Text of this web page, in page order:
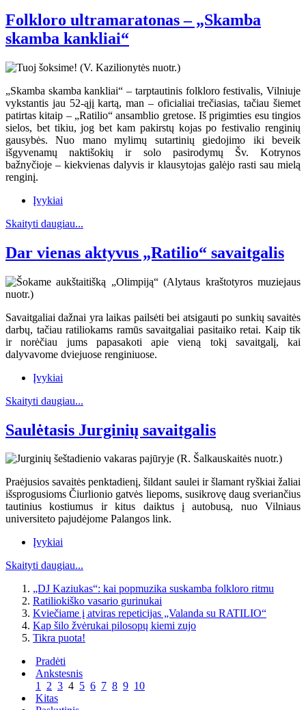
Folkloro ultramaratonas – „Skamba
skamba kankliai“
„Skamba skamba kankliai“ – tarptautinis folkloro festivalis, Vilniuje
vykstantis jau 52-ąjį kartą, man – oficialiai trečiasias, tačiau šiemet
patirtas kitaip – „Ratilio“ ansamblio gretose. Iš prigimties esu tingios
sielos, bet tikiu, jog bet kam pakirstų kojas po festivalio renginių
gausybės. Nuo mano mylimų sutartinių giedojimo iki beveik
išgyvenamų naktišokių ir solo pasirodymų Šv. Kotrynos
bažnyčioje – kiekvienas dalyvis ir klausytojas galėjo rasti sau mielą
renginį.
Įvykiai
Skaityti daugiau...
Dar vienas aktyvus „Ratilio“ savaitgalis
Savaitgaliai dažnai yra laikas pailsėti bei atsigauti po sunkių savaitės
darbų, tačiau ratiliokams ramūs savaitgaliai pasitaiko retai. Kaip tik
ir norėčiau jums papasakoti apie vieną tokį savaitgalį, kai
dalyvavome dviejuose renginiuose.
Įvykiai
Skaityti daugiau...
Saulėtasis Jurginių savaitgalis
Praėjusios savaitės penktadienį, šildant saulei ir šlamant ryškiai žaliai
išsprogusioms Čiurlionio gatvės liepoms, susikrovę daug sveriančius
tautinius kostiumus ir kitus daiktus į autobusą, nuo Vilniaus
universiteto pajudėjome Palangos link.
Įvykiai
Skaityti daugiau...
„DJ Kaziukas“: kai popmuzika suskamba folkloro ritmu
Ratiliokiško vasario gurinukai
Kviečiame į atviras repeticijas „Valanda su RATILIO“
Kap šilo žvėrukai pilosopų kiemi zujo
Tikra puota!
Pradėti
Ankstesnis
1 2 3 4 5 6 7 8 9 10
Kitas